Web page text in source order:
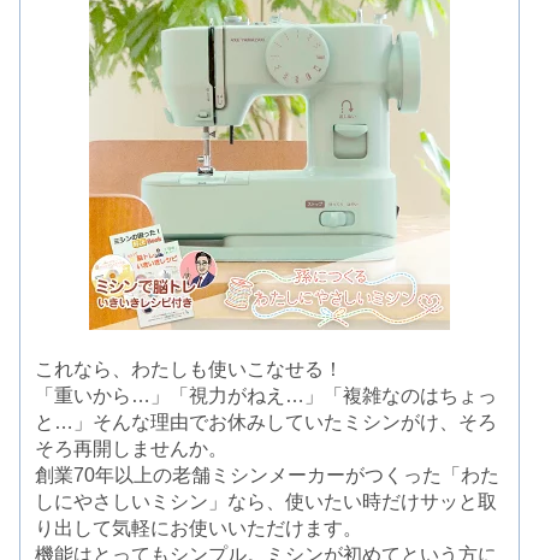
これなら、わたしも使いこなせる！
「重いから…」「視力がねえ…」「複雑なのはちょっ
と…」そんな理由でお休みしていたミシンがけ、そろ
そろ再開しませんか。
創業70年以上の老舗ミシンメーカーがつくった「わた
しにやさしいミシン」なら、使いたい時だけサッと取
り出して気軽にお使いいただけます。
機能はとってもシンプル。ミシンが初めてという方に